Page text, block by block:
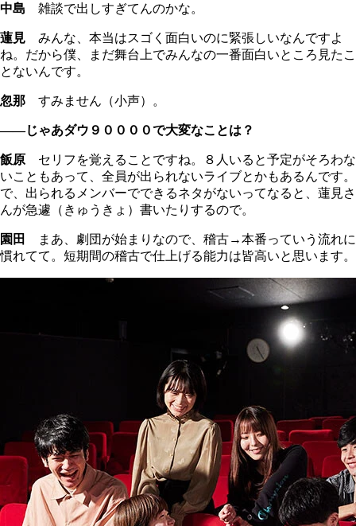
中島 雑談で出しすぎてんのかな。
蓮見 みんな、本当はスゴく面白いのに緊張しいなんですよ
ね。だから僕、まだ舞台上でみんなの一番面白いところ見たこ
とないんです。
忽那 すみません（小声）。
――じゃあダウ９００００で大変なことは？
飯原 セリフを覚えることですね。８人いると予定がそろわな
いこともあって、全員が出られないライブとかもあるんです。
で、出られるメンバーでできるネタがないってなると、蓮見さ
んが急遽（きゅうきょ）書いたりするので。
園田
まあ、劇団が始まりなので、稽古→本番っていう流れに
慣れてて。短期間の稽古で仕上げる能力は皆高いと思います。